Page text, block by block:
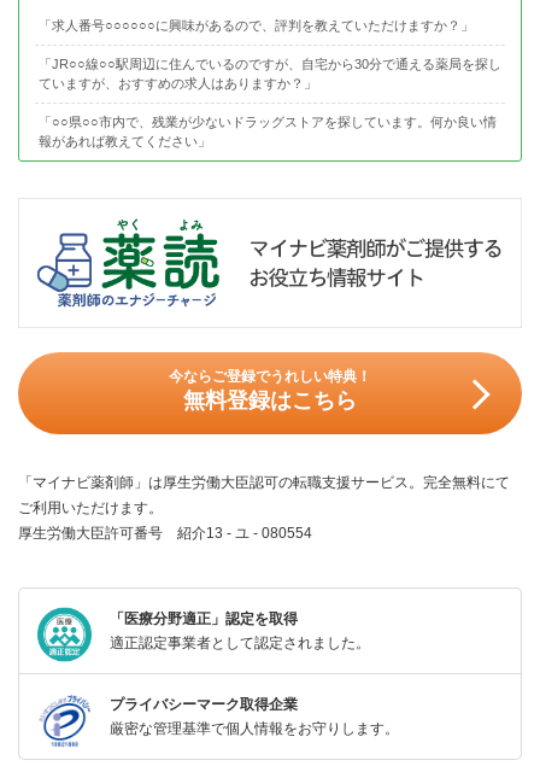
「求人番号○○○○○○に興味があるので、評判を教えていただけますか？」
「JR○○線○○駅周辺に住んでいるのですが、自宅から30分で通える薬局を探し
ていますが、おすすめの求人はありますか？」
「○○県○○市内で、残業が少ないドラッグストアを探しています。何か良い情
報があれば教えてください」
今ならご登録でうれしい特典！
無料登録はこちら
「マイナビ薬剤師」は厚生労働大臣認可の転職支援サービス。完全無料にて
ご利用いただけます。
厚生労働大臣許可番号 紹介13 - ユ - 080554
「医療分野適正」認定を取得
適正認定事業者として認定されました。
プライバシーマーク取得企業
厳密な管理基準で個人情報をお守りします。